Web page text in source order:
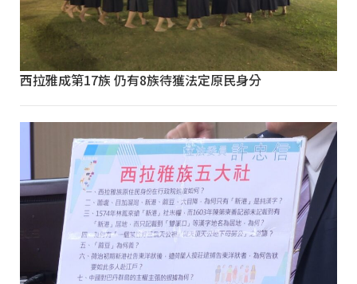
西拉雅成第17族 仍有8族待獲法定原民身分